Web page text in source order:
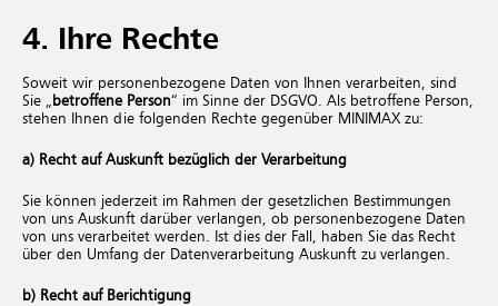
4. Ihre Rech­te
So­weit wir per­so­nen­be­zo­ge­ne Daten von Ihnen ver­ar­bei­ten, sind
Sie „
be­trof­fe­ne Per­son“ im Sinne der DSGVO. Als be­trof­fe­ne Per­son,
ste­hen Ihnen die fol­gen­den Rech­te ge­gen­über MINIMAX zu:
a) Recht auf Aus­kunft be­züg­lich der Ver­ar­bei­tung
Sie kön­nen je­der­zeit im Rah­men der ge­setz­li­chen Be­stim­mun­gen
von uns Aus­kunft dar­über ver­lan­gen, ob per­so­nen­be­zo­ge­ne Daten
von uns ver­ar­bei­tet wer­den. Ist dies der Fall, haben Sie das Recht
über den Um­fang der Da­ten­ver­ar­bei­tung Aus­kunft zu ver­lan­gen.
b) Recht auf Be­rich­ti­gung